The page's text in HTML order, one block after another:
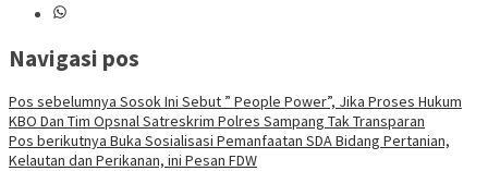
Navigasi pos
Pos sebelumnya Sosok Ini Sebut ” People Power”, Jika Proses Hukum
KBO Dan Tim Opsnal Satreskrim Polres Sampang Tak Transparan
Pos berikutnya Buka Sosialisasi Pemanfaatan SDA Bidang Pertanian,
Kelautan dan Perikanan, ini Pesan FDW